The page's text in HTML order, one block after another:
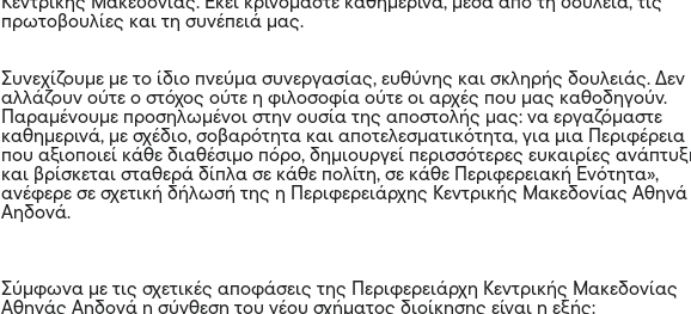
πρωτοβουλίες και τη συνέπειά μας.
Συνεχίζουμε με το ίδιο πνεύμα συνεργασίας, ευθύνης και σκληρής δουλειάς. Δεν
αλλάζουν ούτε ο στόχος ούτε η φιλοσοφία ούτε οι αρχές που μας καθοδηγούν.
Παραμένουμε προσηλωμένοι στην ουσία της αποστολής μας: να εργαζόμαστε
καθημερινά, με σχέδιο, σοβαρότητα και αποτελεσματικότητα, για μια Περιφέρεια
που αξιοποιεί κάθε διαθέσιμο πόρο, δημιουργεί περισσότερες ευκαιρίες
και βρίσκεται σταθερά δίπλα σε κάθε πολίτη, σε κάθε Περιφερειακή Ενότητα»,
ανέφερε σε σχετική δήλωσή της η Περιφερειάρχης Κεντρικής Μακεδονίας Αθηνά
Αηδονά.
Σύμφωνα με τις σχετικές αποφάσεις της Περιφερειάρχη Κεντρικής Μακεδονίας
Αθηνάς Αηδονά η σύνθεση του νέου σχήματος διοίκησης είναι η εξής: